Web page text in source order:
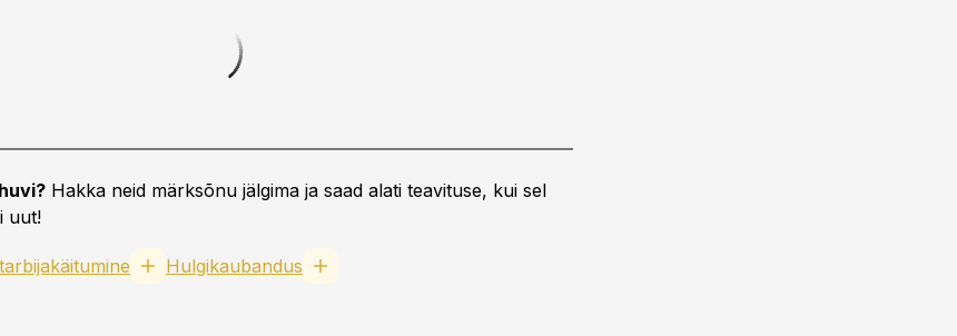
Hakka neid märksõnu jälgima ja saad alati teavituse, kui sel
uut!
tarbijakäitumine Hulgikaubandus